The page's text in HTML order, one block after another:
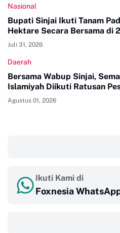
Nasional
Bupati Sinjai Ikuti Tanam
Hektare Secara Bersama di
Juli 31, 2026
Daerah
Bersama Wabup Sinjai,
Islamiyah Diikuti Ratusan
Agustus 01, 2026
Ikuti Kami di
Foxnesia